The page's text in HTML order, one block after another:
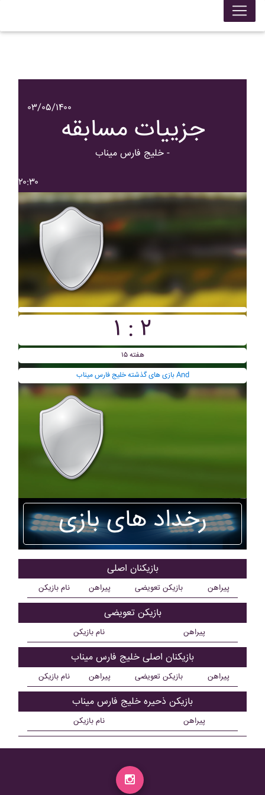
۰۳/۰۵/۱۴۰۰
جزییات مسابقه
خليج فارس ميناب -
۲۰:۳۰
۱ : ۲
هفته ۱۵
بازی های گذشته خليج فارس ميناب And
رخداد های بازی
بازیکنان اصلی
نام بازیکن پیراهن بازیکن تعویضی پیراهن
بازیکن تعویضی
نام بازیکن پیراهن
بازیکنان اصلی خليج فارس ميناب
نام بازیکن پیراهن بازیکن تعویضی پیراهن
بازیکن ذحیره خليج فارس ميناب
نام بازیکن پیراهن